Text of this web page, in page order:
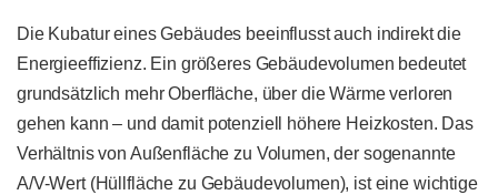
Die Kubatur eines Gebäudes beeinflusst auch indirekt die
Energieeffizienz. Ein größeres Gebäudevolumen bedeutet
grundsätzlich mehr Oberfläche, über die Wärme verloren
gehen kann – und damit potenziell höhere Heizkosten. Das
Verhältnis von Außenfläche zu Volumen, der sogenannte
A/V-Wert (Hüllfläche zu Gebäudevolumen), ist eine wichtige